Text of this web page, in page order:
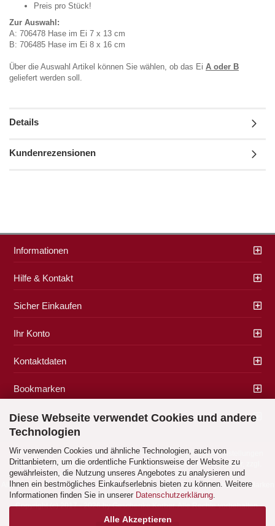
Diese Webseite verwendet Cookies und andere
Technologien
Wir verwenden Cookies und ähnliche Technologien, auch von
Drittanbietern, um die ordentliche Funktionsweise der Website zu
gewährleisten, die Nutzung unseres Angebotes zu analysieren und
Ihnen ein bestmögliches Einkaufserlebnis bieten zu können. Weitere
Informationen finden Sie in unserer Datenschutzerklärung.
Alle Akzeptieren
Preis pro Stück!
Zur Auswahl:
A: 706478 Hase im Ei 7 x 13 cm
B: 706485 Hase im Ei 8 x 16 cm
Über die Auswahl Artikel können Sie wählen, ob das Ei A oder B
geliefert werden soll.
Details
Kundenrezensionen
Informationen
Hilfe & Kontakt
Sicher Einkaufen
Ihr Konto
Kontaktdaten
Bookmarken
Zahlung & Versand
Impressum|AGB|Datenschutz|Widerrufsrecht| Cookie Einstellungen
Alle Preise verstehen sich inklusive der gesetzlichen Mehrwertsteuer, zzgl.
Versandkostensoweit nicht anders gekennzeichnet.
Alle Marken- und Produktbeschreibungen sind Marken oder eingetragene Marken
der entsprechenden Eigentümer.
Copyright (c) 2017 - 2026 by Geschenke Korber. Alle Rechte vorbehalten.